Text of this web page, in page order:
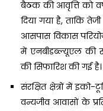
बैठक की आवृत्ति को
दिया गया है, ताकि
आसपास विकास
में एनबीडब्ल्यूएल की
की सिफारिश की गई है।
संरक्षित क्षेत्रों में
वन्यजीव आवासों के